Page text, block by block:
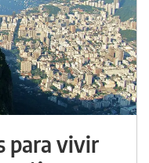
para vivir